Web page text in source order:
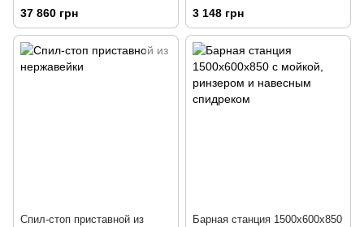
37 860 грн 3 148 грн
Спил-стоп приставной из
Барная станция 1500х600х850